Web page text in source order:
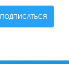
ПОДПИСАТЬСЯ